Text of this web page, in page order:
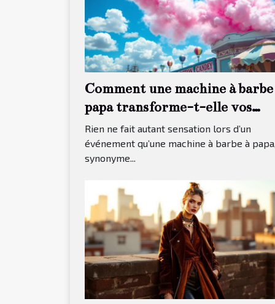
Comment une machine à barbe
papa transforme-t-elle vos
événements ?
Rien ne fait autant sensation lors d’un
événement qu’une machine à barbe à papa,
synonyme...